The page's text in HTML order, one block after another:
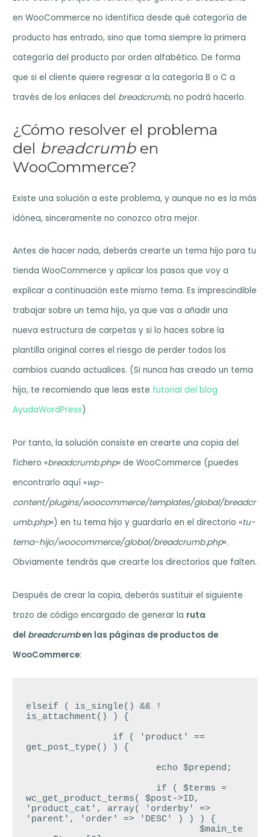
en WooCommerce no identifica desde qué categoría de
producto has entrado, sino que toma siempre la primera
categoría del producto por orden alfabético. De forma
que si el cliente quiere regresar a la categoría B o C a
través de los enlaces del breadcrumb, no podrá hacerlo.
¿Cómo resolver el problema
del breadcrumben
WooCommerce?
Existe una solución a este problema, y aunque no es la más
idónea, sinceramente no conozco otra mejor.
Antes de hacer nada, deberás crearte un tema hijo para tu
tienda WooCommerce y aplicar los pasos que voy a
explicar a continuación este mismo tema. Es imprescindible
trabajar sobre un tema hijo, ya que vas a añadir una
nueva estructura de carpetas y si lo haces sobre la
plantilla original corres el riesgo de perder todos los
cambios cuando actualices. (Si nunca has creado un tema
hijo, te recomiendo que leas este tutorial del blog
AyudaWordPress)
Por tanto, la solución consiste en crearte una copia del
fichero «breadcrumb.php» de WooCommerce (puedes
encontrarlo aquí «wp-
content/plugins/woocommerce/templates/global/breadcr
umb.php«) en tu tema hijo y guardarlo en el directorio «tu-
tema-hijo/woocommerce/global/breadcrumb.php«.
Obviamente tendrás que crearte los directorios que falten.
Después de crear la copia, deberás sustituir el siguiente
trozo de código encargado de generar la ruta
del breadcrumben las páginas de productos de
WooCommerce:
elseif ( is_single() && !
is_attachment() ) {
get_post_type() ) {
wc_get_product_terms( $post->ID,
'product_cat', array( 'orderby' =>
'parent', 'order' => 'DESC' ) ) ) {